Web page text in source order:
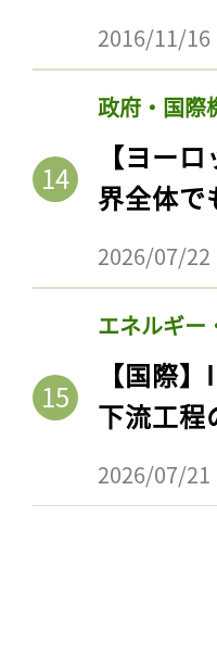
2016/11/16
政府・国際
【ヨー
界全体で
2026/07/22
エネルギー
【国際
下流工程
2026/07/21